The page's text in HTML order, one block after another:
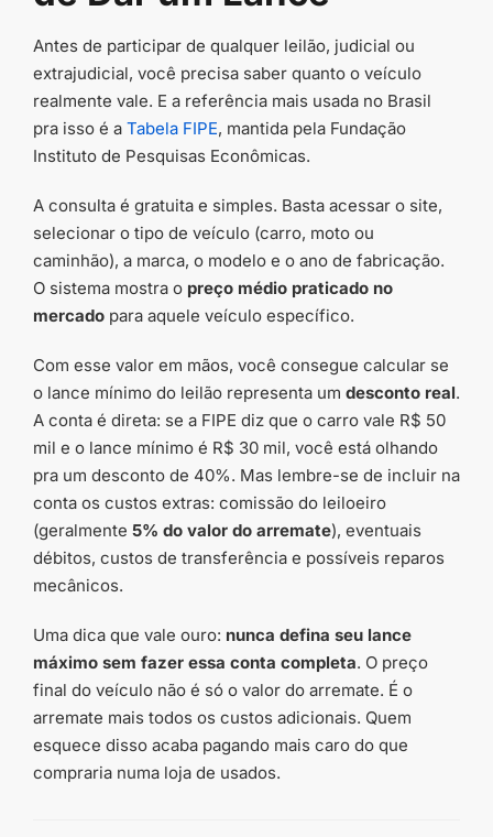
Antes de participar de qualquer leilão, judicial ou
extrajudicial, você precisa saber quanto o veículo
realmente vale. E a referência mais usada no Brasil
pra isso é a Tabela FIPE, mantida pela Fundação
Instituto de Pesquisas Econômicas.
A consulta é gratuita e simples. Basta acessar o site,
selecionar o tipo de veículo (carro, moto ou
caminhão), a marca, o modelo e o ano de fabricação.
O sistema mostra o preço médio praticado no
mercado para aquele veículo específico.
Com esse valor em mãos, você consegue calcular se
o lance mínimo do leilão representa um desconto real.
A conta é direta: se a FIPE diz que o carro vale R$ 50
mil e o lance mínimo é R$ 30 mil, você está olhando
pra um desconto de 40%. Mas lembre-se de incluir na
conta os custos extras: comissão do leiloeiro
(geralmente 5% do valor do arremate), eventuais
débitos, custos de transferência e possíveis reparos
mecânicos.
Uma dica que vale ouro: nunca defina seu lance
máximo sem fazer essa conta completa. O preço
final do veículo não é só o valor do arremate. É o
arremate mais todos os custos adicionais. Quem
esquece disso acaba pagando mais caro do que
compraria numa loja de usados.